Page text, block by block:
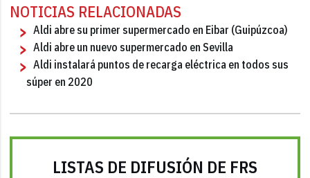
NOTICIAS RELACIONADAS
Aldi abre su primer supermercado en Eibar (Guipúzcoa)
Aldi abre un nuevo supermercado en Sevilla
Aldi instalará puntos de recarga eléctrica en todos sus
súper en 2020
LISTAS DE DIFUSIÓN DE FRS